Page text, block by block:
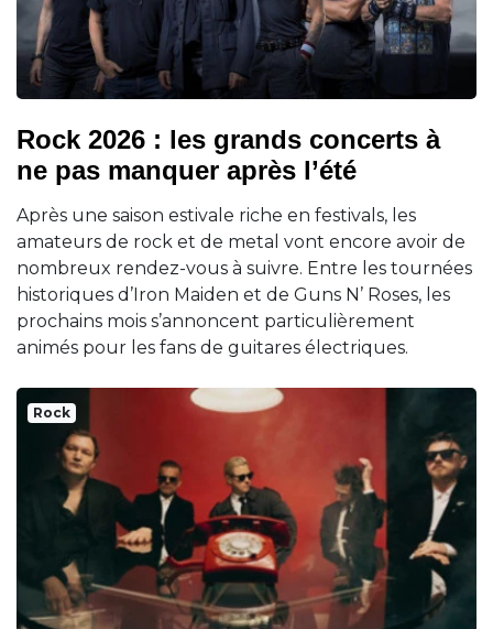
Rock 2026 : les grands concerts à
ne pas manquer après l’été
Après une saison estivale riche en festivals, les
amateurs de rock et de metal vont encore avoir de
nombreux rendez-vous à suivre. Entre les tournées
historiques d’Iron Maiden et de Guns N’ Roses, les
prochains mois s’annoncent particulièrement
animés pour les fans de guitares électriques.
Rock